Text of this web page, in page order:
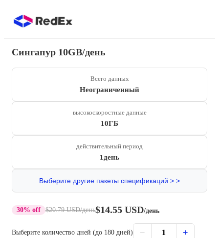
Сингапур 10GB/день
Всего данных
Неограниченный
высокоскоростные данные
10ГБ
действительный период
1день
Выберите другие пакеты спецификаций > >
30% off $20.79 USD/день$14.55 USD/день
Выберите количество дней (до 180 дней) − 1 +